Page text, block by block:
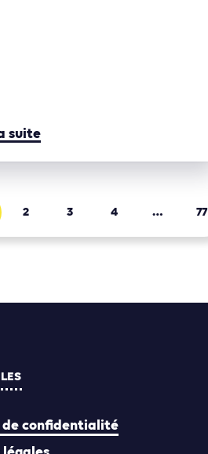
suite
2 3 4 … 77
confidentialité